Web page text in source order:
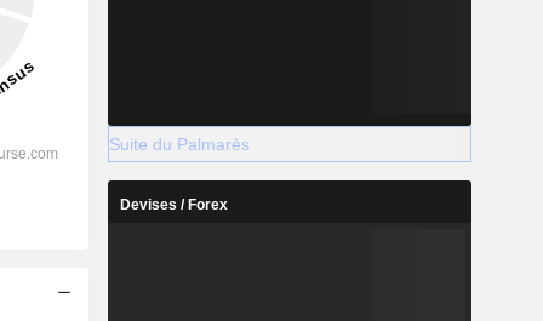
Suite du Palmarès
Devises / Forex